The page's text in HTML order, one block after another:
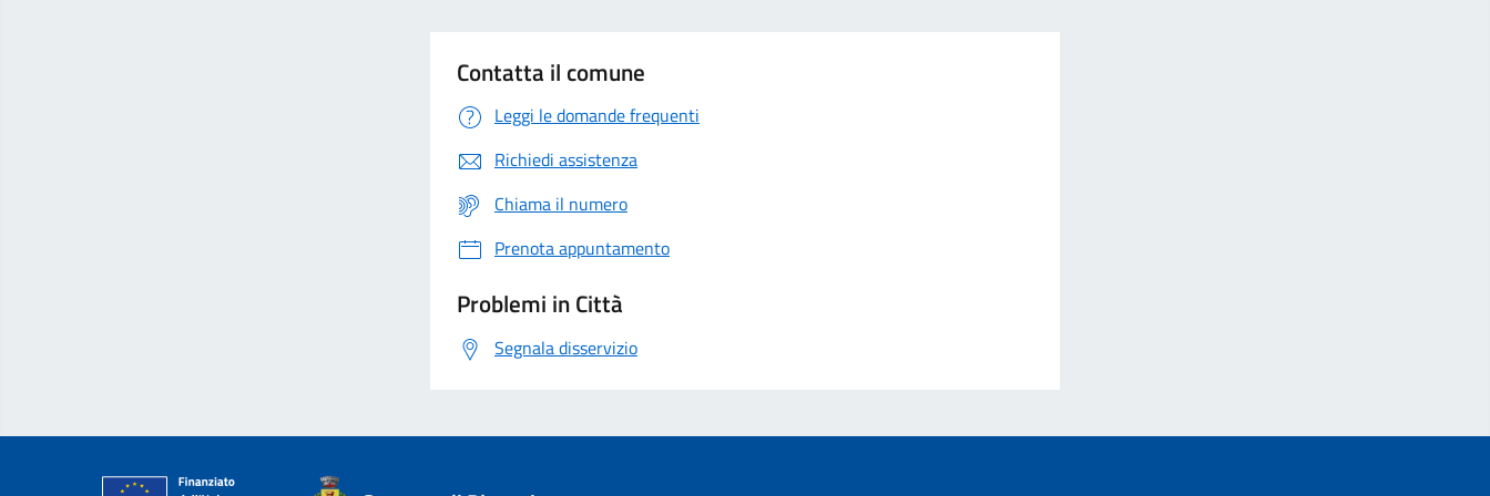
Contatta il comune
Leggi le domande frequenti
Richiedi assistenza
Chiama il numero
Prenota appuntamento
Problemi in Città
Segnala disservizio